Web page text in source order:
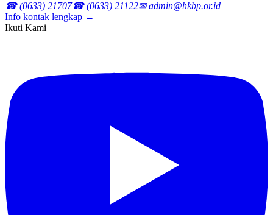
☎ (0633) 21707☎ (0633) 21122✉ admin@hkbp.or.id
Info kontak lengkap →
Ikuti Kami